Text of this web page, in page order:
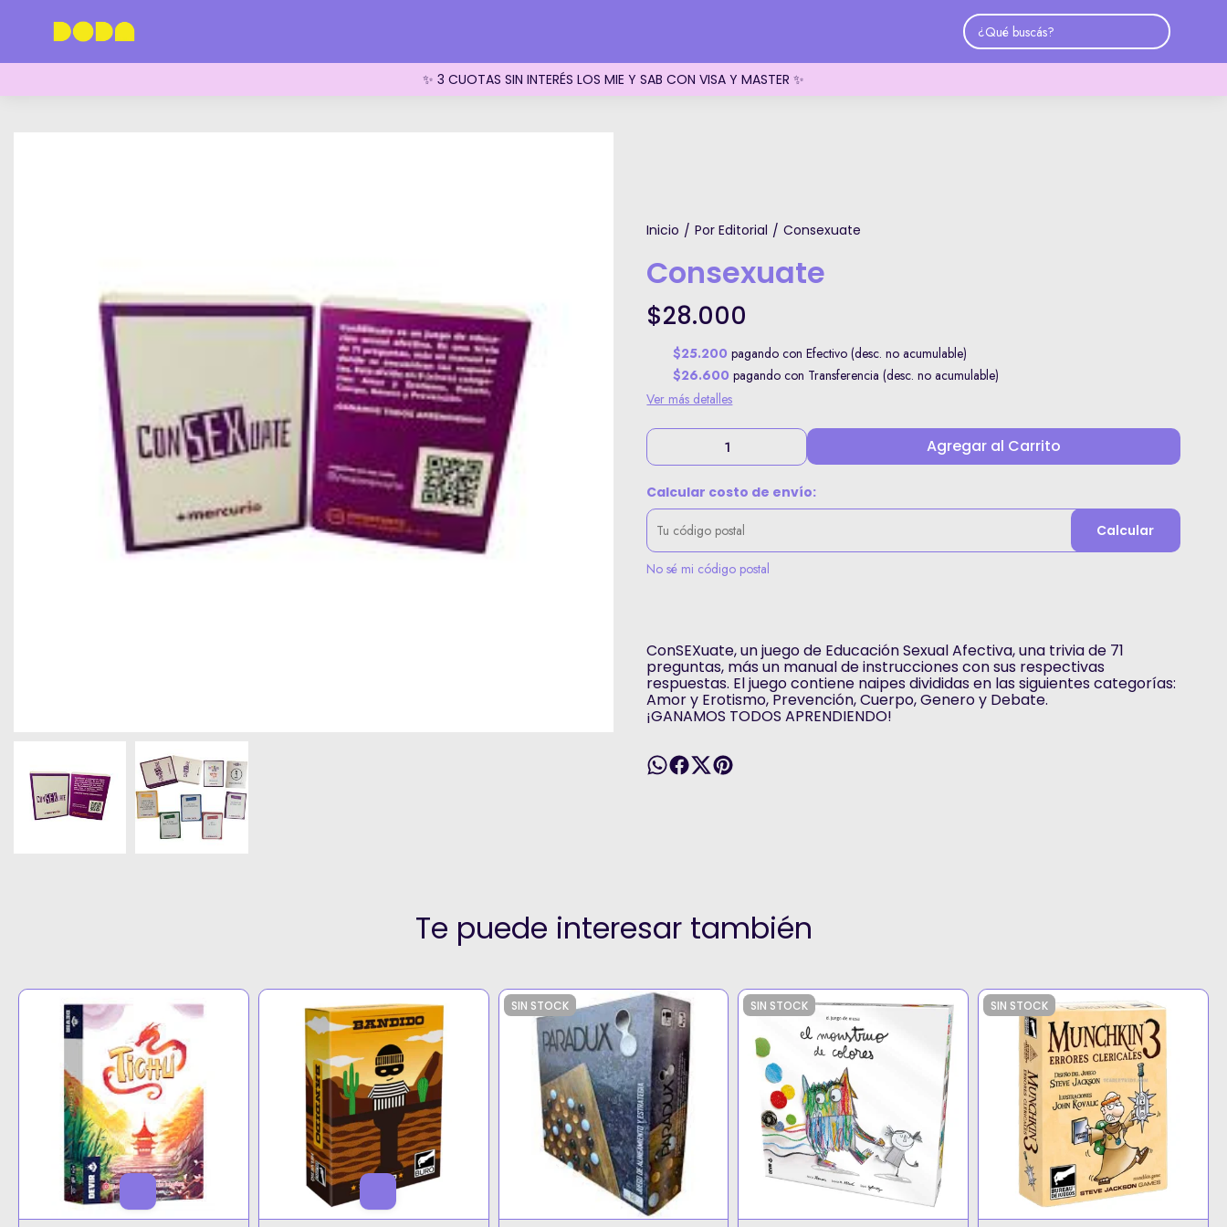
✨ 3 CUOTAS SIN INTERÉS LOS MIE Y SAB CON VISA Y MASTER ✨
Inicio / Por Editorial / Consexuate
Consexuate
$28.000
$25.200 pagando con Efectivo (desc. no acumulable)
$26.600 pagando con Transferencia (desc. no acumulable)
Ver más detalles
Agregar al Carrito
Calcular costo de envío:
Calcular
No sé mi código postal
ConSEXuate, un juego de Educación Sexual Afectiva, una trivia de 71
preguntas, más un manual de instrucciones con sus respectivas
respuestas. El juego contiene naipes divididas en las siguientes categorías:
Amor y Erotismo, Prevención, Cuerpo, Genero y Debate.
¡GANAMOS TODOS APRENDIENDO!
Te puede interesar también
SIN STOCK SIN STOCK SIN STOCK